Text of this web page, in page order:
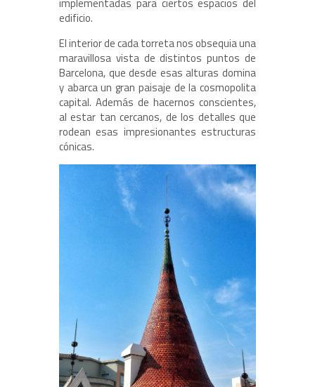
edificio.
El interior de cada torreta nos obsequia una
maravillosa vista de distintos puntos de
Barcelona, que desde esas alturas domina
y abarca un gran paisaje de la cosmopolita
capital. Además de hacernos conscientes,
al estar tan cercanos, de los detalles que
rodean esas impresionantes estructuras
cónicas.